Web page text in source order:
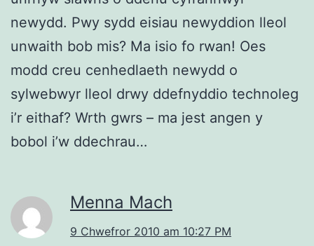
newydd. Pwy sydd eisiau newyddion lleol
unwaith bob mis? Ma isio fo rwan! Oes
modd creu cenhedlaeth newydd o
sylwebwyr lleol drwy ddefnyddio technoleg
i’r eithaf? Wrth gwrs – ma jest angen y
bobol i’w ddechrau…
Menna Mach
9 Chwefror 2010 am 10:27 PM